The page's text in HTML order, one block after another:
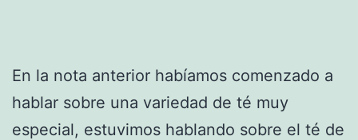
En la nota anterior habíamos comenzado a
hablar sobre una variedad de té muy
especial, estuvimos hablando sobre el té de